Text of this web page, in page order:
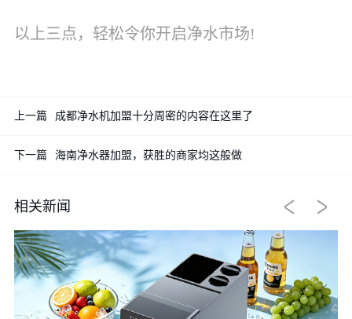
以上三点，轻松令你开启净水市场!
上一篇 成都净水机加盟十分周密的内容在这里了
下一篇 海南净水器加盟，获胜的商家均这般做
相关新闻